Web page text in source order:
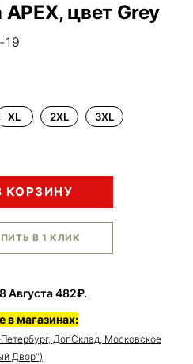
цвет Grey
19
XL 2XL 3XL
КОРЗИНУ
В 1 КЛИК
Августа 482₽.
в магазинах:
ДопСклад, Московское
Двор")